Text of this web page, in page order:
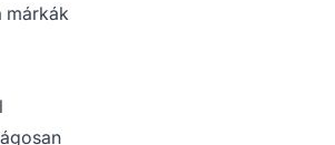
márkák